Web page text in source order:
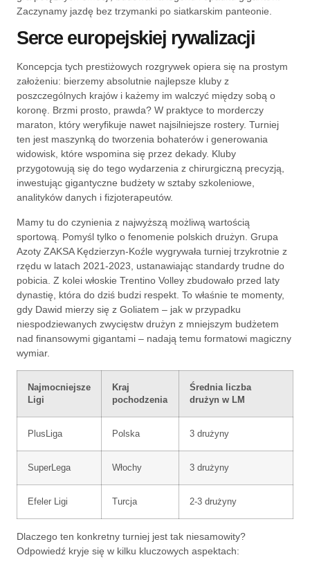
Zaczynamy jazdę bez trzymanki po siatkarskim panteonie.
Serce europejskiej rywalizacji
Koncepcja tych prestiżowych rozgrywek opiera się na prostym
założeniu: bierzemy absolutnie najlepsze kluby z
poszczególnych krajów i każemy im walczyć między sobą o
koronę. Brzmi prosto, prawda? W praktyce to morderczy
maraton, który weryfikuje nawet najsilniejsze rostery. Turniej
ten jest maszynką do tworzenia bohaterów i generowania
widowisk, które wspomina się przez dekady. Kluby
przygotowują się do tego wydarzenia z chirurgiczną precyzją,
inwestując gigantyczne budżety w sztaby szkoleniowe,
analityków danych i fizjoterapeutów.
Mamy tu do czynienia z najwyższą możliwą wartością
sportową. Pomyśl tylko o fenomenie polskich drużyn. Grupa
Azoty ZAKSA Kędzierzyn-Koźle wygrywała turniej trzykrotnie z
rzędu w latach 2021-2023, ustanawiając standardy trudne do
pobicia. Z kolei włoskie Trentino Volley zbudowało przed laty
dynastię, która do dziś budzi respekt. To właśnie te momenty,
gdy Dawid mierzy się z Goliatem – jak w przypadku
niespodziewanych zwycięstw drużyn z mniejszym budżetem
nad finansowymi gigantami – nadają temu formatowi magiczny
wymiar.
Najmocniejsze
Ligi
Kraj
pochodzenia
Średnia liczba
drużyn w LM
PlusLiga Polska 3 drużyny
SuperLega Włochy 3 drużyny
Efeler Ligi Turcja 2-3 drużyny
Dlaczego ten konkretny turniej jest tak niesamowity?
Odpowiedź kryje się w kilku kluczowych aspektach: